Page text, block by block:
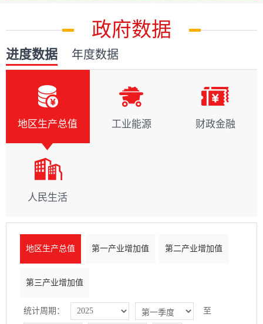
政府数据
进度数据 年度数据
地区生产总值 工业能源 财政金融
人民生活
地区生产总值 第一产业增加值 第二产业增加值
第三产业增加值
统计周期： 至